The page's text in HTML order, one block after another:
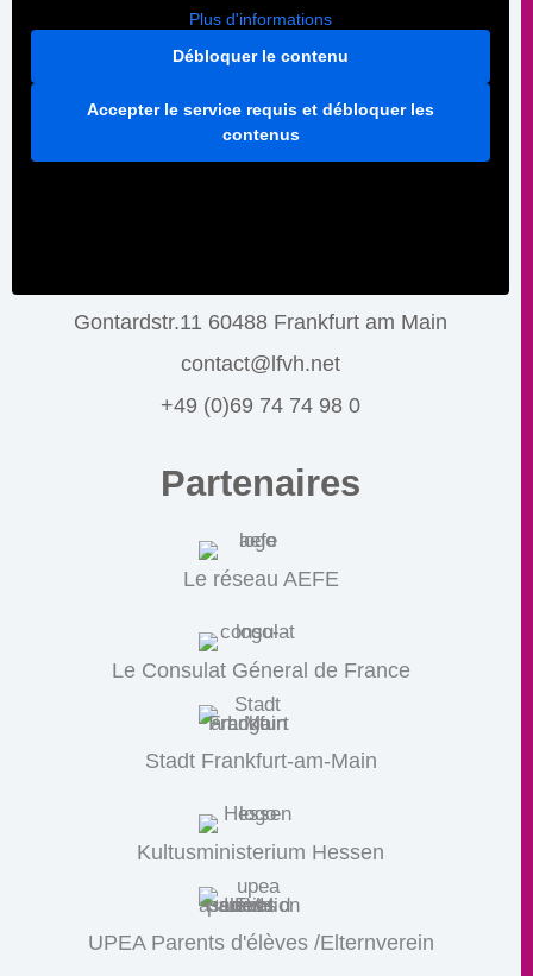
Plus d'informations
Débloquer le contenu
Accepter le service requis et débloquer les
contenus
Gontardstr.11 60488 Frankfurt am Main
contact@lfvh.net
+49 (0)69 74 74 98 0
Partenaires
Le réseau AEFE
Le Consulat Géneral de France
Stadt Frankfurt-am-Main
Kultusministerium Hessen
UPEA Parents d'élèves /Elternverein